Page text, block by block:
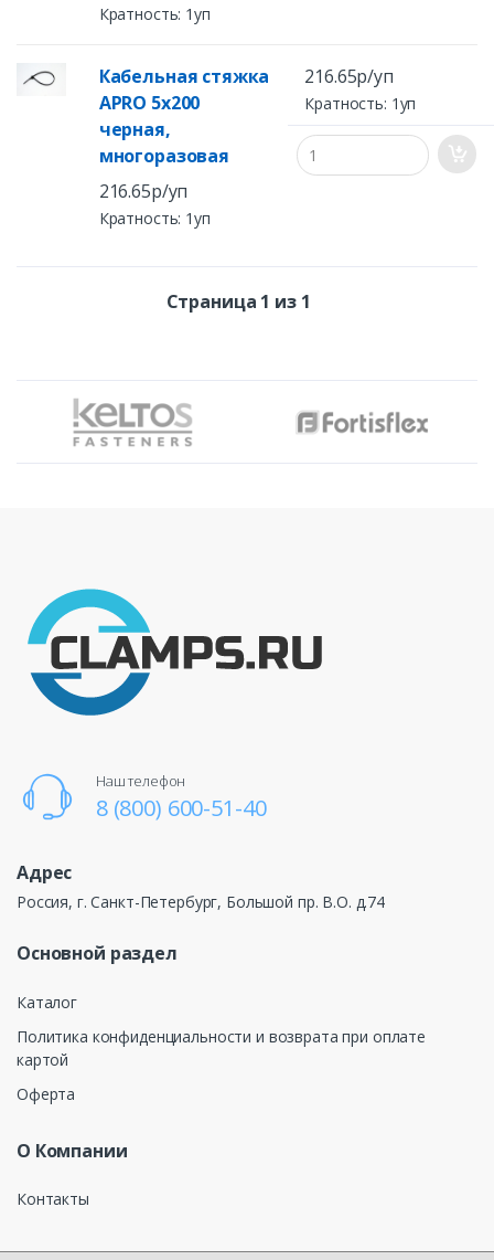
Кратность: 1уп
Кабельная стяжка
APRO 5x200
черная,
многоразовая
216.65р/уп
Кратность: 1уп
216.65р/уп
Кратность: 1уп
Страница 1 из 1
Наш телефон
8 (800) 600-51-40
Адрес
Россия, г. Санкт-Петербург, Большой пр. В.О. д.74
Основной раздел
Каталог
Политика конфиденциальности и возврата при оплате
картой
Оферта
О Компании
Контакты